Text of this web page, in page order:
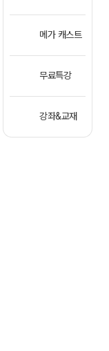
메가 캐스트
무료특강
강좌&교재